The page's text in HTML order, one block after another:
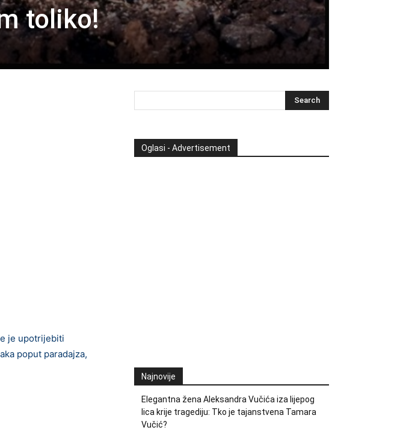
toliko!
je upotrijebiti
poput paradajza,
Oglasi - Advertisement
Najnovije
Elegantna žena Aleksandra Vučića iza lijepog
lica krije tragediju: Tko je tajanstvena Tamara
Vučić?